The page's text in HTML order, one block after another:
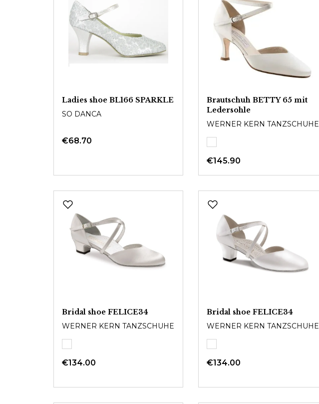
Ladies shoe BL166 SPARKLE
SO DANCA
€68.70
Brautschuh BETTY 65 mit
Ledersohle
WERNER KERN TANZSCHUHE
€145.90
Bridal shoe FELICE34
WERNER KERN TANZSCHUHE
€134.00
Bridal shoe FELICE34
WERNER KERN TANZSCHUHE
€134.00